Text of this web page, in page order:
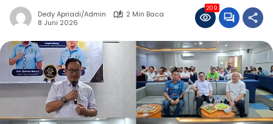
Dedy Apriadi/Admin
2 Min Baca
8 Juni 2026
209